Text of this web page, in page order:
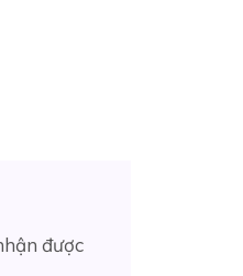
được